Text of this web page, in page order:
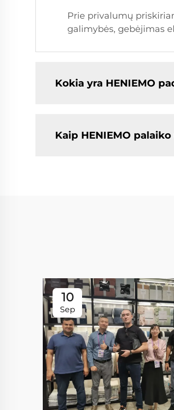
Prie privalumų
galimybės, gebėjimas
Kokia yra HENIEMO
Kaip HENIEMO
10
Sep